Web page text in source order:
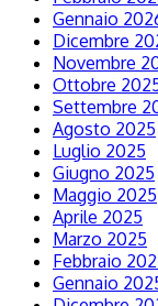
Gennaio
Dicembre
Novembre
Ottobre
Settembre
Agosto 2025
Luglio 2025
Giugno 2025
Maggio 2025
Aprile 2025
Marzo 2025
Febbraio
Gennaio